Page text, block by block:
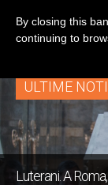
ULTIME
Luterani. A
By closing this
continuing to